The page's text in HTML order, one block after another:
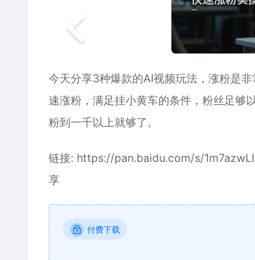
今天分享3种爆款的AI视频玩法，涨粉是
速涨粉，满足挂小黄车的条件，粉丝足够
粉到一千以上就够了。
链接: https://pan.baidu.com/s/
享
付费下载